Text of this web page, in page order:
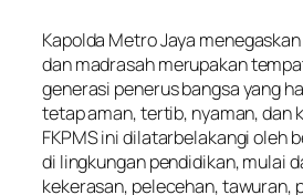
Kapolda Metro Jaya
dan madrasah merupakan
generasi penerus bangsa yang
tetap aman, tertib, nyaman, dan
FKPMS ini dilatarbelakangi oleh
di lingkungan pendidikan, mulai
kekerasan, pelecehan, tawuran,